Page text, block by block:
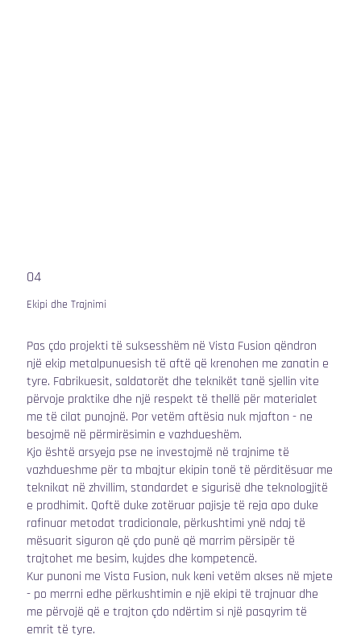
04
Ekipi dhe Trajnimi
Pas çdo projekti të suksesshëm në Vista Fusion qëndron
një ekip metalpunuesish të aftë që krenohen me zanatin e
tyre. Fabrikuesit, saldatorët dhe teknikët tanë sjellin vite
përvoje praktike dhe një respekt të thellë për materialet
me të cilat punojnë. Por vetëm aftësia nuk mjafton - ne
besojmë në përmirësimin e vazhdueshëm.
Kjo është arsyeja pse ne investojmë në trajnime të
vazhdueshme për ta mbajtur ekipin tonë të përditësuar me
teknikat në zhvillim, standardet e sigurisë dhe teknologjitë
e prodhimit. Qoftë duke zotëruar pajisje të reja apo duke
rafinuar metodat tradicionale, përkushtimi ynë ndaj të
mësuarit siguron që çdo punë që marrim përsipër të
trajtohet me besim, kujdes dhe kompetencë.
Kur punoni me Vista Fusion, nuk keni vetëm akses në mjete
- po merrni edhe përkushtimin e një ekipi të trajnuar dhe
me përvojë që e trajton çdo ndërtim si një pasqyrim të
emrit të tyre.